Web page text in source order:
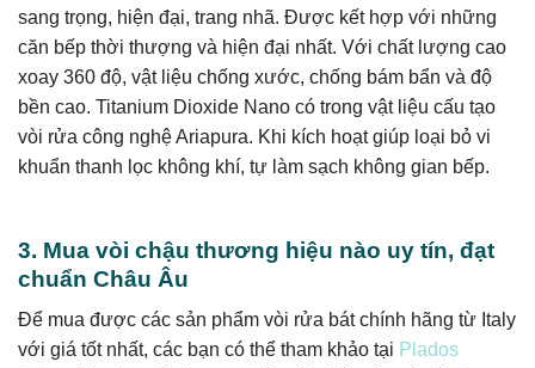
sang trọng, hiện đại, trang nhã. Được kết hợp với những
căn bếp thời thượng và hiện đại nhất. Với chất lượng cao
xoay 360 độ, vật liệu chống xước, chống bám bẩn và độ
bền cao. Titanium Dioxide Nano có trong vật liệu cấu tạo
vòi rửa công nghệ Ariapura. Khi kích hoạt giúp loại bỏ vi
khuẩn thanh lọc không khí, tự làm sạch không gian bếp.
3. Mua vòi chậu thương hiệu nào uy tín, đạt
chuẩn Châu Âu
Để mua được các sản phẩm vòi rửa bát chính hãng từ Italy
với giá tốt nhất, các bạn có thể tham khảo tại Plados